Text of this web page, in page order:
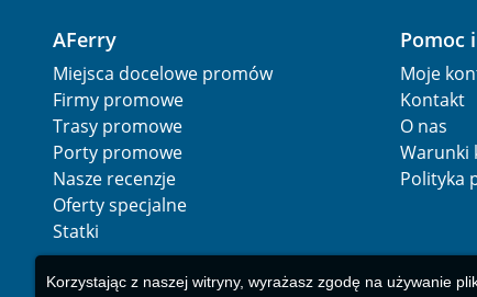
AFerry
Miejsca docelowe promów
Firmy promowe
Trasy promowe
Porty promowe
Nasze recenzje
Oferty specjalne
Statki
Moje
Kontakt
O nas
Warunki
Polityka
Korzystając z naszej witryny, wyrażasz zgodę na używanie